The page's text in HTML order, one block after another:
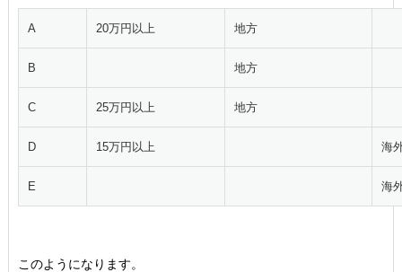
A 20万円以上 地方
B 地方
C 25万円以上 地方
D 15万円以上 海
E 海
このようになります。